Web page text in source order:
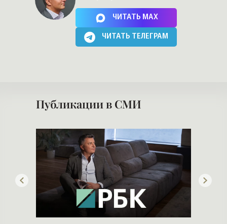
Нажимая на кнопку, Вы соглашаетесь c политикой сайта
ЧИТАТЬ MAX
ЧИТАТЬ ТЕЛЕГРАМ
Публикации в СМИ